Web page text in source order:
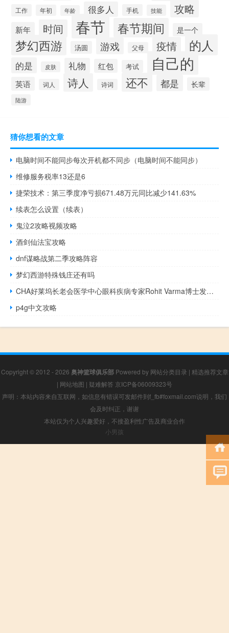
工作 年初 年龄 很多人 手机 技能 攻略
新年 时间 春节 春节期间 是一个
梦幻西游 汤圆 游戏 父母 疫情 的人
的是 皮肤 礼物 红包 考试 自己的
英语 词人 诗人 诗词 还不 都是 长辈
陆游
猜你想看的文章
电脑时间不能同步每次开机都不同步（电脑时间不能同步）
维修服务税率13还是6
捷荣技术：第三季度净亏损671.48万元同比减少141.63%
续表怎么设置（续表）
鬼泣2攻略视频攻略
酒剑仙法宝攻略
dnf谋略战第二季攻略阵容
梦幻西游特殊钱庄还有吗
CHA好莱坞长老会医学中心眼科疾病专家Rohit Varma博士发现了华裔美国人视力丧失的新发现
p4g中文攻略
Copyright © 2012 - 2026 奥神篮球俱乐部Powered by 网站分类目录 | 精选推荐文章
| 网站地图 | 疑难解答 京ICP备06009323号
声明：本站内容来自互联网，如信息有错误可发邮件到f_fb#foxmail.com说明，我们
会及时纠正，谢谢
本站仅为个人兴趣爱好，不接盈利性广告及商业合作
小男孩